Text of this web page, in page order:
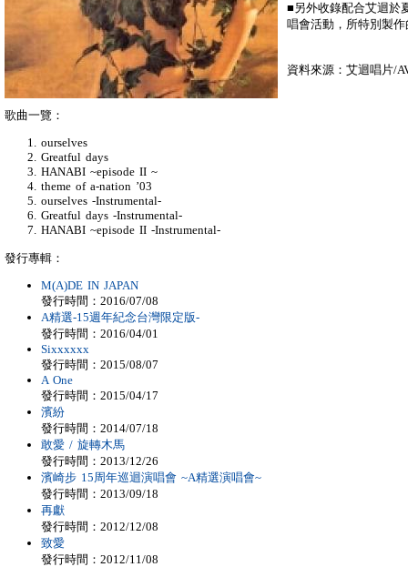
■另外收錄配合艾迴於
唱會活動，所特別製
資料來源：艾迴唱片/
歌曲一覽：
ourselves
Greatful days
HANABI ~episode II ~
theme of a-nation ’03
ourselves -Instrumental-
Greatful days -Instrumental-
HANABI ~episode II -Instrumental-
發行專輯：
M(A)DE IN JAPAN
發行時間：2016/07/08
A精選-15週年紀念台灣限定版-
發行時間：2016/04/01
Sixxxxxx
發行時間：2015/08/07
A One
發行時間：2015/04/17
濱紛
發行時間：2014/07/18
敢愛 / 旋轉木馬
發行時間：2013/12/26
濱崎步 15周年巡迴演唱會 ~A精選演唱會~
發行時間：2013/09/18
再獻
發行時間：2012/12/08
致愛
發行時間：2012/11/08